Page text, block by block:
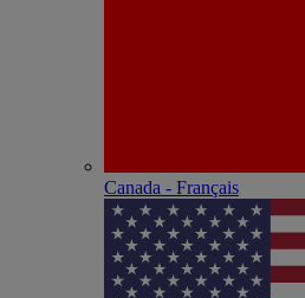
Canada - Français